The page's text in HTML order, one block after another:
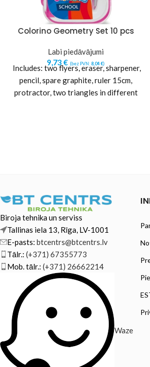
Colorino Geometry Set 10 pcs
Labi piedāvājumi
9,73 € (bez PVN: 8,04€)
Includes: two flyers, eraser, sharpener,
pencil, spare graphite, ruler 15cm,
protractor, two triangles in different
Biroja tehnika un serviss
Tallinas iela 13, Rīga, LV-1001
E-pasts: btcentrs@btcentrs.lv
Tālr.: (+371) 67355773
Mob. tālr.: (+371) 26662214
Waze